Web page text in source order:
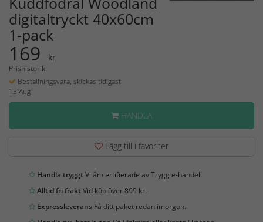
digitaltryckt 40x60cm
1-pack
169 kr
Prishistorik
Beställningsvara, skickas tidigast
13 Aug
HANDLA
Lägg till i favoriter
Handla tryggtVi är certifierade av Trygg e-handel.
Alltid fri fraktVid köp över 899 kr.
Expressleverans Få ditt paket redan imorgon.